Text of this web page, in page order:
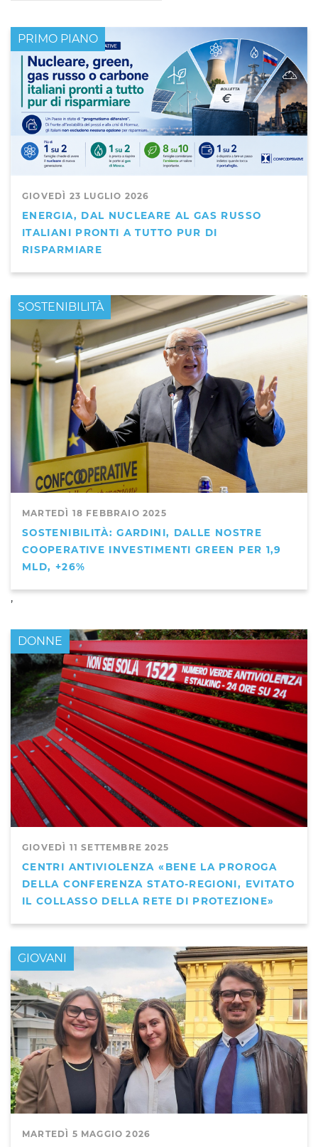
GIOVEDÌ 23 LUGLIO 2026
ENERGIA, DAL NUCLEARE AL GAS RUSSO
ITALIANI PRONTI A TUTTO PUR DI
RISPARMIARE
PRIMO PIANO
MARTEDÌ 18 FEBBRAIO 2025
SOSTENIBILITÀ: GARDINI, DALLE NOSTRE
COOPERATIVE INVESTIMENTI GREEN PER 1,9
MLD, +26%
PRIMO PIANO
,
SOSTENIBILITÀ
GIOVEDÌ 11 SETTEMBRE 2025
CENTRI ANTIVIOLENZA «BENE LA PROROGA
DELLA CONFERENZA STATO-REGIONI, EVITATO
IL COLLASSO DELLA RETE DI PROTEZIONE»
DONNE
MARTEDÌ 5 MAGGIO 2026
GIOVANI